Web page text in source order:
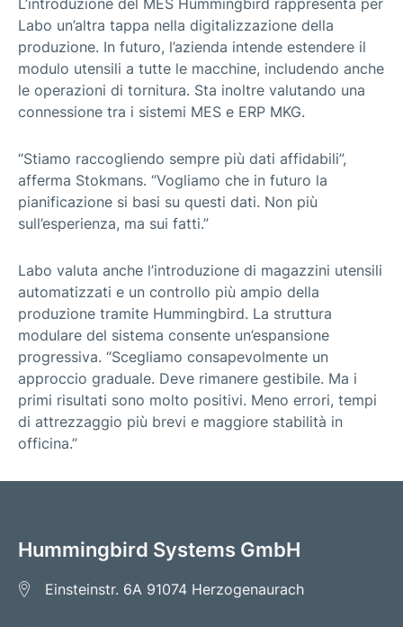
L’introduzione del MES Hummingbird rappresenta per
Labo un’altra tappa nella digitalizzazione della
produzione. In futuro, l’azienda intende estendere il
modulo utensili a tutte le macchine, includendo anche
le operazioni di tornitura. Sta inoltre valutando una
connessione tra i sistemi MES e ERP MKG.
“Stiamo raccogliendo sempre più dati affidabili”,
afferma Stokmans. “Vogliamo che in futuro la
pianificazione si basi su questi dati. Non più
sull’esperienza, ma sui fatti.”
Labo valuta anche l’introduzione di magazzini utensili
automatizzati e un controllo più ampio della
produzione tramite Hummingbird. La struttura
modulare del sistema consente un’espansione
progressiva. “Scegliamo consapevolmente un
approccio graduale. Deve rimanere gestibile. Ma i
primi risultati sono molto positivi. Meno errori, tempi
di attrezzaggio più brevi e maggiore stabilità in
officina.”
Hummingbird Systems GmbH
Einsteinstr. 6A 91074 Herzogenaurach